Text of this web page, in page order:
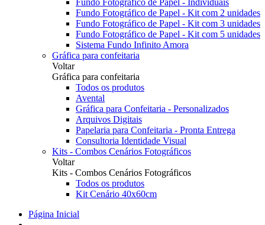
Fundo Fotográfico de Papel - Individuais
Fundo Fotográfico de Papel - Kit com 2 unidades
Fundo Fotográfico de Papel - Kit com 3 unidades
Fundo Fotográfico de Papel - Kit com 5 unidades
Sistema Fundo Infinito Amora
Gráfica para confeitaria
Voltar
Gráfica para confeitaria
Todos os produtos
Avental
Gráfica para Confeitaria - Personalizados
Arquivos Digitais
Papelaria para Confeitaria - Pronta Entrega
Consultoria Identidade Visual
Kits - Combos Cenários Fotográficos
Voltar
Kits - Combos Cenários Fotográficos
Todos os produtos
Kit Cenário 40x60cm
Página Inicial